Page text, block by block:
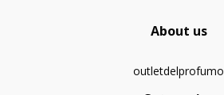
About us
outletdelprofumo